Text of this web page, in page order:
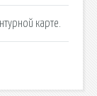
карте.